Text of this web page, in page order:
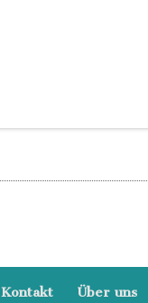
Kontakt Über uns